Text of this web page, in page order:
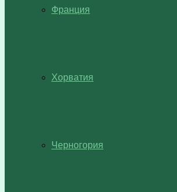
Франция
Хорватия
Черногория